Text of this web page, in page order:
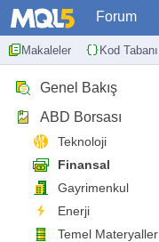
Forum
Makaleler Kod Tabanı
Genel Bakış
ABD Borsası
Teknoloji
Finansal
Gayrimenkul
Enerji
Temel Materyaller